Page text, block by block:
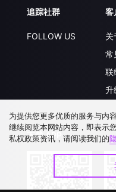
追踪社群
FOLLOW US
客
关
常
联
升
下载 APP
为提供您更多优质的服务与内
继续阅览本网站内容，即表示
私权政策资讯，请阅读我们的